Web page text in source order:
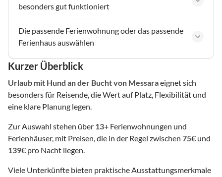
besonders gut funktioniert
Die passende Ferienwohnung oder das passende
Ferienhaus auswählen
Kurzer Überblick
Urlaub mit Hund an der Bucht von Messaraeignet sich
besonders für Reisende, die Wert auf Platz, Flexibilität und
eine klare Planung legen.
Zur Auswahl stehen über 13+ Ferienwohnungen und
Ferienhäuser, mit Preisen, die in der Regel zwischen 75€ und
139€ pro Nacht liegen.
Viele Unterkünfte bieten praktische Ausstattungsmerkmale